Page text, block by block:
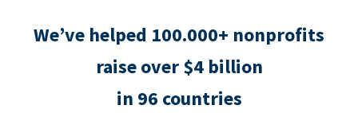
We’ve helped 100.000+ nonprofits
raise over $4 billion
in 96 countries